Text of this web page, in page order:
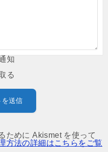
知
る
ために Akismet を使って
方法の詳細はこちらをご覧